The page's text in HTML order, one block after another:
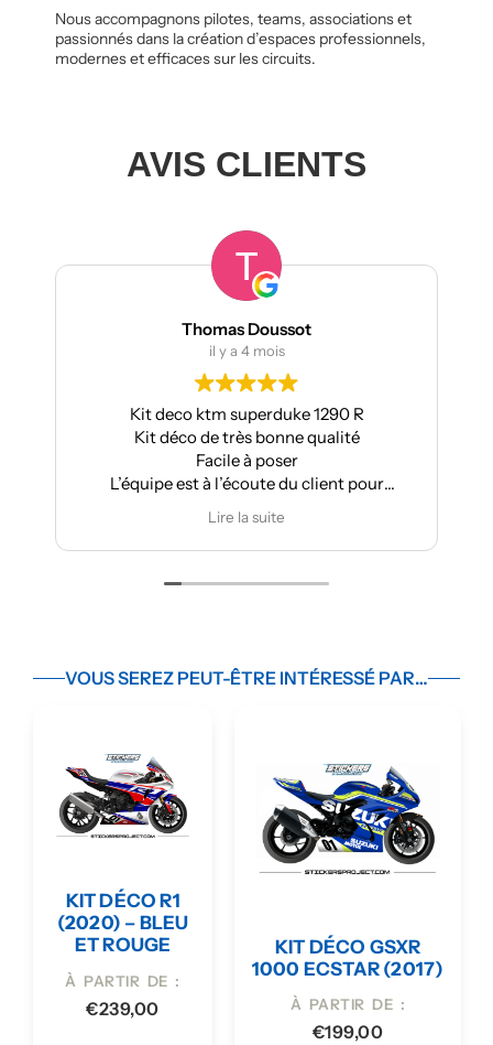
Nous accompagnons pilotes, teams, associations et
passionnés dans la création d’espaces professionnels,
modernes et efficaces sur les circuits.
AVIS CLIENTS
Thomas Doussot
Kit deco ktm superduke 1290 R
Kit déco de très bonne qualité
est à l’écoute du client pour
effectuer des modifications
VOUS SEREZ PEUT-ÊTRE INTÉRESSÉ PAR…
KIT DÉCO R1
(2020) – BLEU
ET ROUGE
À PARTIR DE :
€239,00
KIT DÉCO GSXR
1000 ECSTAR (2017)
À PARTIR DE :
€199,00